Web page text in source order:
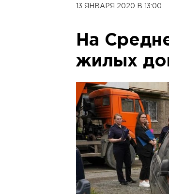
13 ЯНВАРЯ 2020 В 13:00
На
жилых